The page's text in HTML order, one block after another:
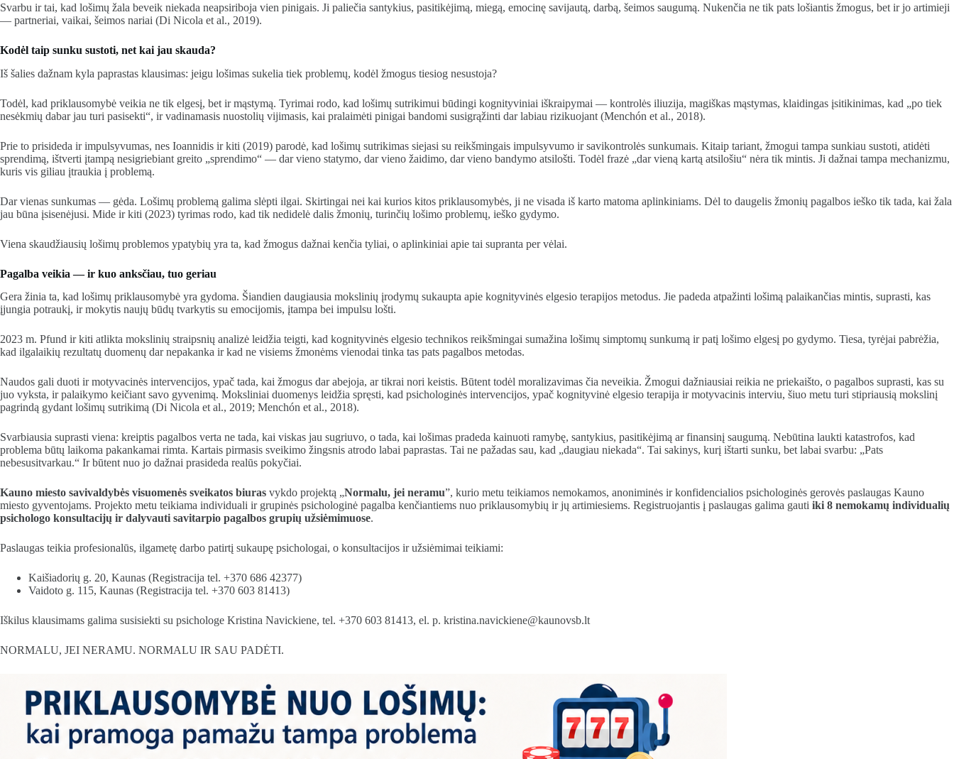
Svarbu ir tai, kad lošimų žala beveik niekada neapsiriboja vien pinigais. Ji paliečia santykius, pasitikėjimą, miegą, emocinę savijautą, darbą, šeimos saugumą. Nukenčia ne tik pats lošiantis žmogus, bet ir jo artimieji
— partneriai, vaikai, šeimos nariai (Di Nicola et al., 2019).
Kodėl taip sunku sustoti, net kai jau skauda?
Iš šalies dažnam kyla paprastas klausimas: jeigu lošimas sukelia tiek problemų, kodėl žmogus tiesiog nesustoja?
Todėl, kad priklausomybė veikia ne tik elgesį, bet ir mąstymą. Tyrimai rodo, kad lošimų sutrikimui būdingi kognityviniai iškraipymai — kontrolės iliuzija, magiškas mąstymas, klaidingas įsitikinimas, kad „po tiek
nesėkmių dabar jau turi pasisekti“, ir vadinamasis nuostolių vijimasis, kai pralaimėti pinigai bandomi susigrąžinti dar labiau rizikuojant (Menchón et al., 2018).
Prie to prisideda ir impulsyvumas, nes Ioannidis ir kiti (2019) parodė, kad lošimų sutrikimas siejasi su reikšmingais impulsyvumo ir savikontrolės sunkumais. Kitaip tariant, žmogui tampa sunkiau sustoti, atidėti
sprendimą, ištverti įtampą nesigriebiant greito „sprendimo“ — dar vieno statymo, dar vieno žaidimo, dar vieno bandymo atsilošti. Todėl frazė „dar vieną kartą atsilošiu“ nėra tik mintis. Ji dažnai tampa mechanizmu,
kuris vis giliau įtraukia į problemą.
Dar vienas sunkumas — gėda. Lošimų problemą galima slėpti ilgai. Skirtingai nei kai kurios kitos priklausomybės, ji ne visada iš karto matoma aplinkiniams. Dėl to daugelis žmonių pagalbos ieško tik tada, kai žala
jau būna įsisenėjusi. Mide ir kiti (2023) tyrimas rodo, kad tik nedidelė dalis žmonių, turinčių lošimo problemų, ieško gydymo.
Viena skaudžiausių lošimų problemos ypatybių yra ta, kad žmogus dažnai kenčia tyliai, o aplinkiniai apie tai supranta per vėlai.
Pagalba veikia — ir kuo anksčiau, tuo geriau
Gera žinia ta, kad lošimų priklausomybė yra gydoma. Šiandien daugiausia mokslinių įrodymų sukaupta apie kognityvinės elgesio terapijos metodus. Jie padeda atpažinti lošimą palaikančias mintis, suprasti, kas
įjungia potraukį, ir mokytis naujų būdų tvarkytis su emocijomis, įtampa bei impulsu lošti.
2023 m. Pfund ir kiti atlikta mokslinių straipsnių analizė leidžia teigti, kad kognityvinės elgesio technikos reikšmingai sumažina lošimų simptomų sunkumą ir patį lošimo elgesį po gydymo. Tiesa, tyrėjai pabrėžia,
kad ilgalaikių rezultatų duomenų dar nepakanka ir kad ne visiems žmonėms vienodai tinka tas pats pagalbos metodas.
Naudos gali duoti ir motyvacinės intervencijos, ypač tada, kai žmogus dar abejoja, ar tikrai nori keistis. Būtent todėl moralizavimas čia neveikia. Žmogui dažniausiai reikia ne priekaišto, o pagalbos suprasti, kas su
juo vyksta, ir palaikymo keičiant savo gyvenimą. Moksliniai duomenys leidžia spręsti, kad psichologinės intervencijos, ypač kognityvinė elgesio terapija ir motyvacinis interviu, šiuo metu turi stipriausią mokslinį
pagrindą gydant lošimų sutrikimą (Di Nicola et al., 2019; Menchón et al., 2018).
Svarbiausia suprasti viena: kreiptis pagalbos verta ne tada, kai viskas jau sugriuvo, o tada, kai lošimas pradeda kainuoti ramybę, santykius, pasitikėjimą ar finansinį saugumą. Nebūtina laukti katastrofos, kad
problema būtų laikoma pakankamai rimta. Kartais pirmasis sveikimo žingsnis atrodo labai paprastas. Tai ne pažadas sau, kad „daugiau niekada“. Tai sakinys, kurį ištarti sunku, bet labai svarbu: „Pats
nebesusitvarkau.“ Ir būtent nuo jo dažnai prasideda realūs pokyčiai.
Kauno miesto savivaldybės visuomenės sveikatos biuras vykdo projektą „Normalu, jei neramu”, kurio metu teikiamos nemokamos, anoniminės ir konfidencialios psichologinės gerovės paslaugas Kauno
miesto gyventojams. Projekto metu teikiama individuali ir grupinės psichologinė pagalba kenčiantiems nuo priklausomybių ir jų artimiesiems. Registruojantis į paslaugas galima gauti iki 8 nemokamų individualių
psichologo konsultacijų ir dalyvauti savitarpio pagalbos grupių užsiėmimuose.
Paslaugas teikia profesionalūs, ilgametę darbo patirtį sukaupę psichologai, o konsultacijos ir užsiėmimai teikiami:
Kaišiadorių g. 20, Kaunas (Registracija tel. +370 686 42377)
Vaidoto g. 115, Kaunas (Registracija tel. +370 603 81413)
Iškilus klausimams galima susisiekti su psichologe Kristina Navickiene, tel. +370 603 81413, el. p. kristina.navickiene@kaunovsb.lt
NORMALU, JEI NERAMU. NORMALU IR SAU PADĖTI.